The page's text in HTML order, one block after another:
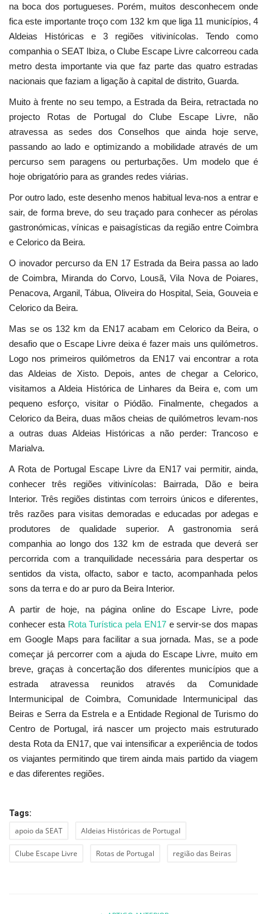
na boca dos portugueses. Porém, muitos desconhecem onde
fica este importante troço com 132 km que liga 11 municípios, 4
Aldeias Históricas e 3 regiões vitivinícolas. Tendo como
companhia o SEAT Ibiza, o Clube Escape Livre calcorreou cada
metro desta importante via que faz parte das quatro estradas
nacionais que faziam a ligação à capital de distrito, Guarda.
Muito à frente no seu tempo, a Estrada da Beira, retractada no
projecto Rotas de Portugal do Clube Escape Livre, não
atravessa as sedes dos Conselhos que ainda hoje serve,
passando ao lado e optimizando a mobilidade através de um
percurso sem paragens ou perturbações. Um modelo que é
hoje obrigatório para as grandes redes viárias.
Por outro lado, este desenho menos habitual leva-nos a entrar e
sair, de forma breve, do seu traçado para conhecer as pérolas
gastronómicas, vínicas e paisagísticas da região entre Coimbra
e Celorico da Beira.
O inovador percurso da EN 17 Estrada da Beira passa ao lado
de Coimbra, Miranda do Corvo, Lousã, Vila Nova de Poiares,
Penacova, Arganil, Tábua, Oliveira do Hospital, Seia, Gouveia e
Celorico da Beira.
Mas se os 132 km da EN17 acabam em Celorico da Beira, o
desafio que o Escape Livre deixa é fazer mais uns quilómetros.
Logo nos primeiros quilómetros da EN17 vai encontrar a rota
das Aldeias de Xisto. Depois, antes de chegar a Celorico,
visitamos a Aldeia Histórica de Linhares da Beira e, com um
pequeno esforço, visitar o Piódão. Finalmente, chegados a
Celorico da Beira, duas mãos cheias de quilómetros levam-nos
a outras duas Aldeias Históricas a não perder: Trancoso e
Marialva.
A Rota de Portugal Escape Livre da EN17 vai permitir, ainda,
conhecer três regiões vitivinícolas: Bairrada, Dão e beira
Interior. Três regiões distintas com terroirs únicos e diferentes,
três razões para visitas demoradas e educadas por adegas e
produtores de qualidade superior. A gastronomia será
companhia ao longo dos 132 km de estrada que deverá ser
percorrida com a tranquilidade necessária para despertar os
sentidos da vista, olfacto, sabor e tacto, acompanhada pelos
sons da terra e do ar puro da Beira Interior.
A partir de hoje, na página online do Escape Livre, pode
conhecer esta Rota Turística pela EN17e servir-se dos mapas
em Google Maps para facilitar a sua jornada. Mas, se a pode
começar já percorrer com a ajuda do Escape Livre, muito em
breve, graças à concertação dos diferentes municípios que a
estrada atravessa reunidos através da Comunidade
Intermunicipal de Coimbra, Comunidade Intermunicipal das
Beiras e Serra da Estrela e a Entidade Regional de Turismo do
Centro de Portugal, irá nascer um projecto mais estruturado
desta Rota da EN17, que vai intensificar a experiência de todos
os viajantes permitindo que tirem ainda mais partido da viagem
e das diferentes regiões.
Tags:
apoio da SEAT Aldeias Históricas de Portugal
Clube Escape Livre Rotas de Portugal região das Beiras